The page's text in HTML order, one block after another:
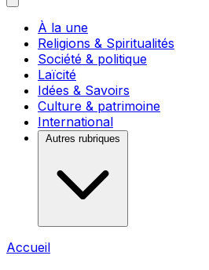
À la une
Religions & Spiritualités
Société & politique
Laïcité
Idées & Savoirs
Culture & patrimoine
International
Autres rubriques
Accueil